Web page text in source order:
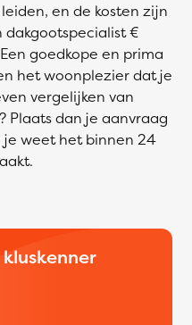
en de kosten zijn
dakgootspecialist €
goedkope en prima
het woonplezier dat je
vergelijken van
Plaats dan je aanvraag
weet het binnen 24